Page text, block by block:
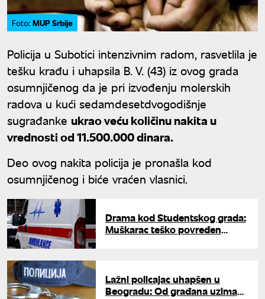
Foto: MUP Srbije
Policija u Subotici intenzivnim radom, rasvetlila je
tešku krađu i uhapsila B. V. (43) iz ovog grada
osumnjičenog da je pri izvođenju molerskih
radova u kući sedamdesetdvogodišnje
sugrađanke ukrao veću količinu nakita u
vrednosti od 11.500.000 dinara.
Deo ovog nakita policija je pronašla kod
osumnjičenog i biće vraćen vlasnici.
Drama kod Studentskog grada:
Muškarac teško povređen
Lažni policajac uhapšen u
Beogradu: Od građana uzimao